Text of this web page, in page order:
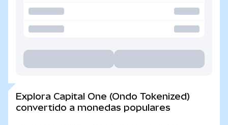
Explora Capital One (Ondo Tokenized)
convertido a monedas populares